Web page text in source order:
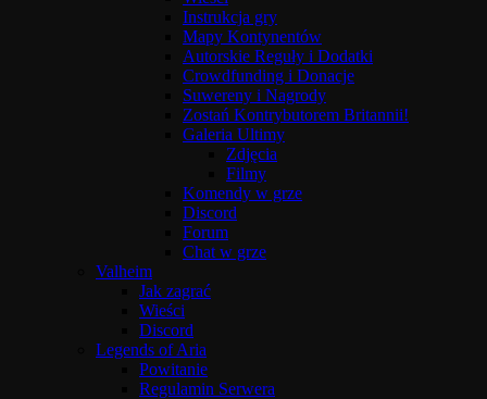
Instrukcja gry
Mapy Kontynentów
Autorskie Reguły i Dodatki
Crowdfunding i Donacje
Suwereny i Nagrody
Zostań Kontrybutorem Britannii!
Galeria Ultimy
Zdjęcia
Filmy
Komendy w grze
Discord
Forum
Chat w grze
Valheim
Jak zagrać
Wieści
Discord
Legends of Aria
Powitanie
Regulamin Serwera